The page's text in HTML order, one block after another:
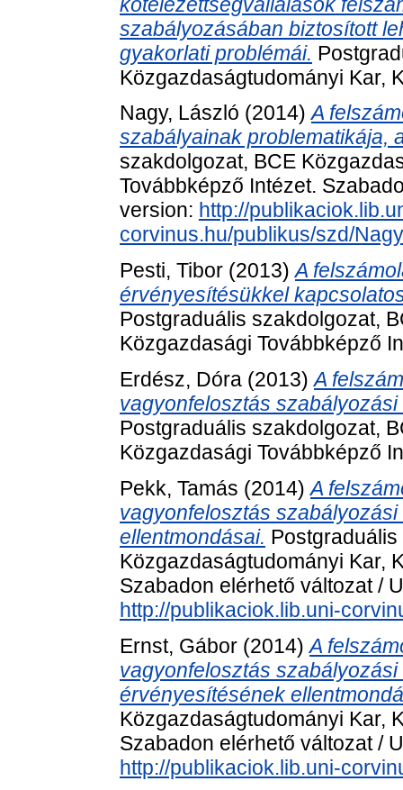
szabályozásában biztosított
gyakorlati problémái.
Közgazdaságtudományi Kar,
Nagy, László (2014)A
szabályainak problematikája,
szakdolgozat, BCE
Továbbképző Intézet.
version: http://
corvinus.hu/publikus/szd/
Pesti, Tibor (2013)A
érvényesítésükkel
Postgraduális szakdolgozat,
Közgazdasági Továbbképző
Erdész, Dóra (2013)A
vagyonfelosztás
Postgraduális szakdolgozat,
Közgazdasági Továbbképző
Pekk, Tamás (2014)A
vagyonfelosztás
ellentmondásai.
Közgazdaságtudományi Kar,
Szabadon elérhető változat /
http://publikaciok.lib.uni-
Ernst, Gábor (2014)A
vagyonfelosztás
érvényesítésének
Közgazdaságtudományi Kar,
Szabadon elérhető változat /
http://publikaciok.lib.uni-